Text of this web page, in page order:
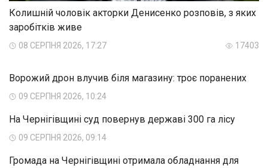
Колишній чоловік акторки Денисенко розповів, з яких
заробітків живе
08 СЕРПНЯ 2026, 17:27 17403
Ворожий дрон влучив біля магазину: троє поранених
09 СЕРПНЯ 2026, 10:24
На Чернігівщині суд повернув державі 300 га лісу
09 СЕРПНЯ 2026, 09:14
Громада на Чернігівщині отримала обладнання для